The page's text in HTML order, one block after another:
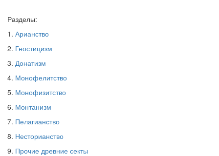
Обратная связь
mail@apologia.ru
Отправить сообщение
Вход
Разделы:
1. Арианство
2. Гностицизм
3. Донатизм
4. Монофелитство
5. Монофизитство
6. Монтанизм
7. Пелагианство
8. Несторианство
9. Прочие древние секты